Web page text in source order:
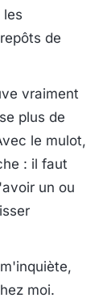
les
de
vraiment
plus de
le mulot,
: il faut
un ou
moi.